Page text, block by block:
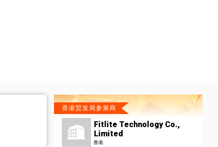
香港贸发局参展商
Fitlite Technology Co.,
Limited
香港